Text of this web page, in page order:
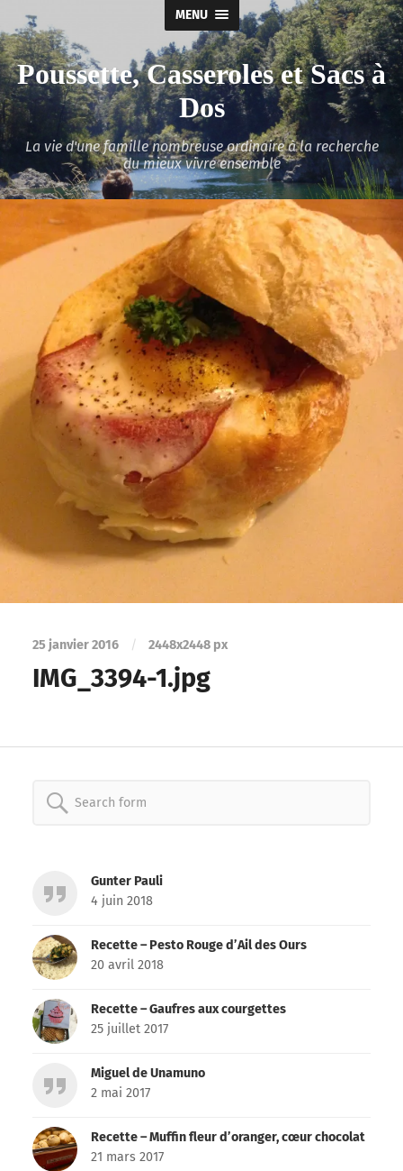
MENU
Poussette, Casseroles et Sacs à
Dos
La vie d'une famille nombreuse ordinaire à la recherche
du mieux vivre ensemble
25 janvier 2016 / 2448x2448 px
IMG_3394-1.jpg
Search
Gunter Pauli
4 juin 2018
Recette – Pesto Rouge d’Ail des Ours
20 avril 2018
Recette – Gaufres aux courgettes
25 juillet 2017
Miguel de Unamuno
2 mai 2017
Recette – Muffin fleur d’oranger, cœur chocolat
21 mars 2017